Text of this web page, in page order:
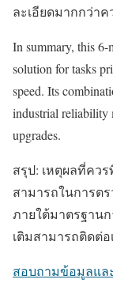
ละเอียดมากกว่าค
In summary, this 6-
solution for tasks
speed. Its
industrial reliability
upgrades.
สรุป: เหตุผลที่คว
สามารถในการต
ภายใต้มาตรฐาน
เติมสามารถติดต่อ
สอบถามข้อมูลและ